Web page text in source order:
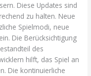
Diese Updates sind
zu halten. Neue
Spielmodi, neue
Die Berücksichtigung
des
hilft, das Spiel an
Die kontinuierliche